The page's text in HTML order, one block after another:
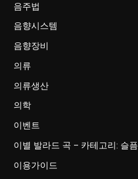
음주법
음향시스템
음향장비
의류
의류생산
의학
이벤트
이별 발라드 곡 – 카테고리: 슬픔
이용가이드